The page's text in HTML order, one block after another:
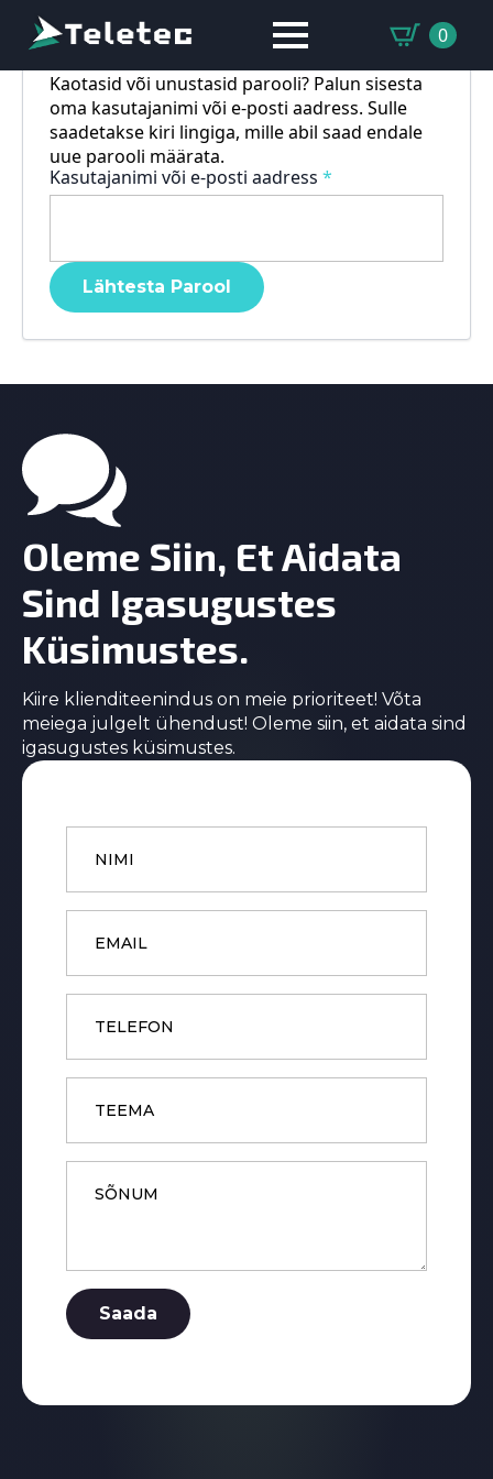
0
Kaotasid või unustasid parooli? Palun sisesta
oma kasutajanimi või e-posti aadress. Sulle
saadetakse kiri lingiga, mille abil saad endale
uue parooli määrata.
Kasutajanimi või e-posti aadress *
Lähtesta Parool
Oleme Siin, Et Aidata
Sind Igasugustes
Küsimustes.
Kiire klienditeenindus on meie prioriteet! Võta
meiega julgelt ühendust! Oleme siin, et aidata sind
igasugustes küsimustes.
Name
Email
Phone
Subject
Message
Saada